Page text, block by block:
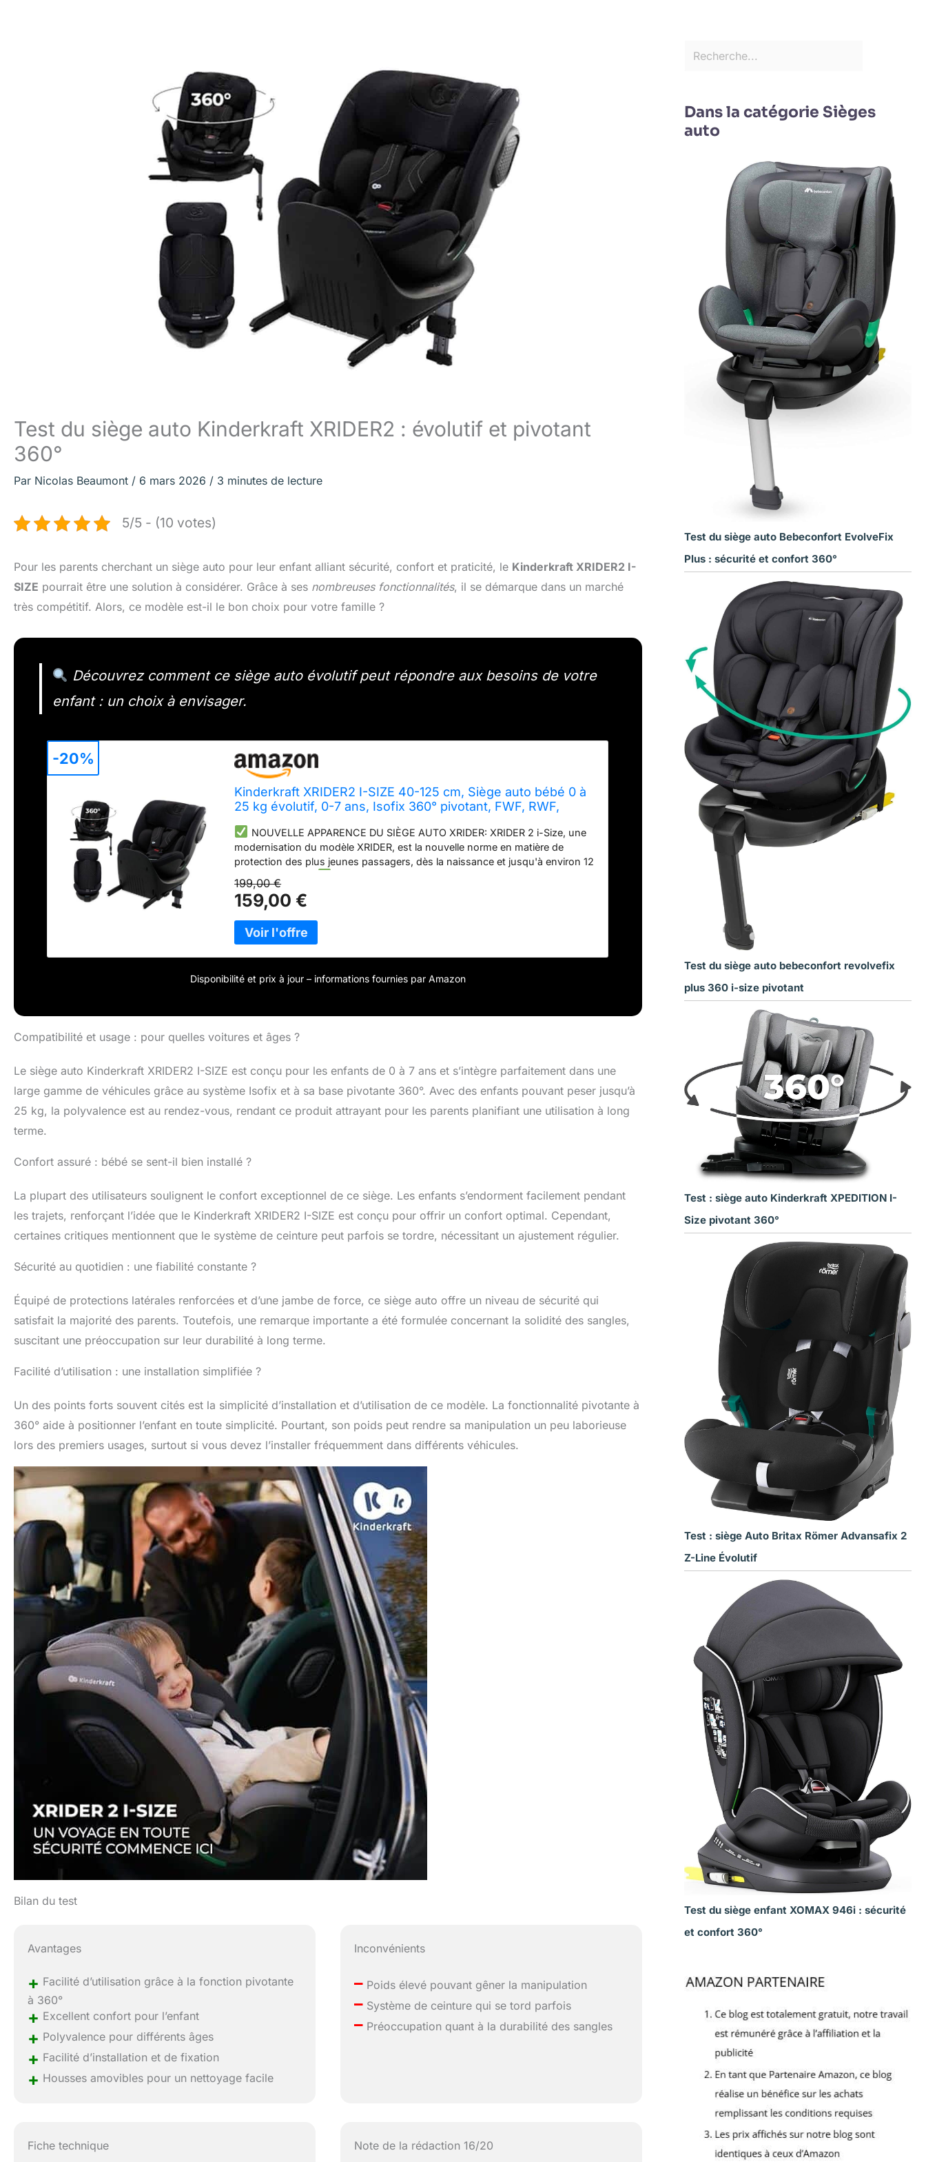
Test du siège auto Kinderkraft XRIDER2 : évolutif et pivotant
360°
Par Nicolas Beaumont / 6 mars 2026 / 3 minutes de lecture
5/5 - (10 votes)
Pour les parents cherchant un siège auto pour leur enfant alliant sécurité, confort et praticité, le Kinderkraft XRIDER2 I-
SIZE pourrait être une solution à considérer. Grâce à ses nombreuses fonctionnalités, il se démarque dans un marché
très compétitif. Alors, ce modèle est-il le bon choix pour votre famille ?
Découvrez comment ce siège auto évolutif peut répondre aux besoins de votre
enfant : un choix à envisager.
Kinderkraft XRIDER2 I-SIZE 40-125 cm, Siège auto bébé 0 à
25 kg évolutif, 0-7 ans, Isofix 360° pivotant, FWF, RWF,
NOUVELLE APPARENCE DU SIÈGE AUTO XRIDER: XRIDER 2 i-Size, une
modernisation du modèle XRIDER, est la nouvelle norme en matière de
protection des plus jeunes passagers, dès la naissance et jusqu'à environ 12
ans (40-150 cm).
(RWF) est 5 fois mieux protégé grâce à des systèmes de sécurité avancés
jusqu'à 105 cm (et jusqu'à 21 kg).
: Le système de rotation à 360° vous permet d'installer facilement votre
enfant dans le siège et de changer de position pour passer de face à la route
rapidement et facilement le siège en fonction des besoins de votre enfant -
celle utilisée dans l'aviation. Votre enfant est ainsi en sécurité dans toutes les
199,00 €
159,00 €
-20%
Disponibilité et prix à jour – informations fournies par Amazon
Compatibilité et usage : pour quelles voitures et âges ?
Le siège auto Kinderkraft XRIDER2 I-SIZE est conçu pour les enfants de 0 à 7 ans et s’intègre parfaitement dans une
large gamme de véhicules grâce au système Isofix et à sa base pivotante 360°. Avec des enfants pouvant peser jusqu’à
25 kg, la polyvalence est au rendez-vous, rendant ce produit attrayant pour les parents planifiant une utilisation à long
terme.
Confort assuré : bébé se sent-il bien installé ?
La plupart des utilisateurs soulignent le confort exceptionnel de ce siège. Les enfants s’endorment facilement pendant
les trajets, renforçant l’idée que le Kinderkraft XRIDER2 I-SIZE est conçu pour offrir un confort optimal. Cependant,
certaines critiques mentionnent que le système de ceinture peut parfois se tordre, nécessitant un ajustement régulier.
Sécurité au quotidien : une fiabilité constante ?
Équipé de protections latérales renforcées et d’une jambe de force, ce siège auto offre un niveau de sécurité qui
satisfait la majorité des parents. Toutefois, une remarque importante a été formulée concernant la solidité des sangles,
suscitant une préoccupation sur leur durabilité à long terme.
Facilité d’utilisation : une installation simplifiée ?
Un des points forts souvent cités est la simplicité d’installation et d’utilisation de ce modèle. La fonctionnalité pivotante à
360° aide à positionner l’enfant en toute simplicité. Pourtant, son poids peut rendre sa manipulation un peu laborieuse
lors des premiers usages, surtout si vous devez l’installer fréquemment dans différents véhicules.
Bilan du test
Avantages
+ Facilité d’utilisation grâce à la fonction pivotante
à 360°
+ Excellent confort pour l’enfant
+ Polyvalence pour différents âges
+ Facilité d’installation et de fixation
+ Housses amovibles pour un nettoyage facile
Inconvénients
– Poids élevé pouvant gêner la manipulation
– Système de ceinture qui se tord parfois
– Préoccupation quant à la durabilité des sangles
Fiche technique Note de la rédaction 16/20
Dans la catégorie Sièges
auto
Test du siège auto Bebeconfort EvolveFix
Plus : sécurité et confort 360°
Test du siège auto bebeconfort revolvefix
plus 360 i-size pivotant
Test : siège auto Kinderkraft XPEDITION I-
Size pivotant 360°
Test : siège Auto Britax Römer Advansafix 2
Z-Line Évolutif
Test du siège enfant XOMAX 946i : sécurité
et confort 360°